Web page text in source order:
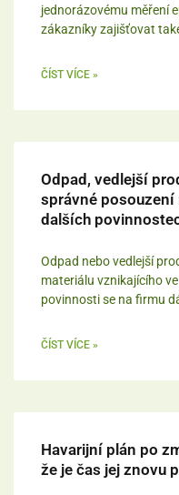
jednorázovému měření
zákazníky zajišťovat
ČÍST VÍCE »
Odpad, vedlejší
správné posouzení
dalších
Odpad nebo vedlejší
materiálu vznikajícího
povinnosti se na firmu
ČÍST VÍCE »
Havarijní plán po
že je čas jej znovu